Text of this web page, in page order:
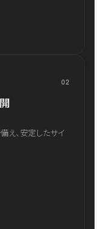
02
え、安定したサイ